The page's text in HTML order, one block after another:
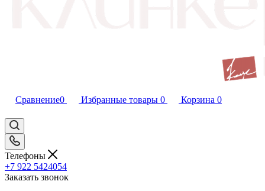
Сравнение0 Избранные товары 0 Корзина 0
Телефоны
+7 922 5424054
Заказать звонок